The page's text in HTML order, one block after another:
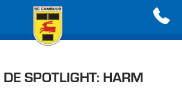
SPOTLIGHT: HARM